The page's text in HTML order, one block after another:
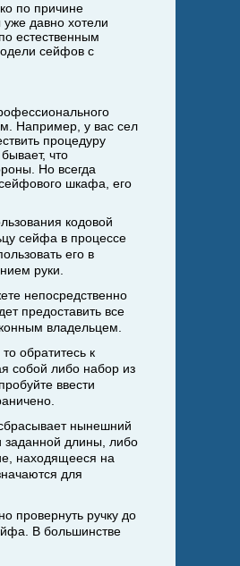
по причине
уже давно хотели
естественным
сейфов с
Например, у вас сел
процедуру
что
Но всегда
шкафа, его
кодовой
сейфа в процессе
его в
руки.
непосредственно
предоставить все
владельцем.
обратитесь к
собой либо набор из
ввести
нынешний
заданной длины, либо
находящееся на
для
провернуть ручку до
В большинстве